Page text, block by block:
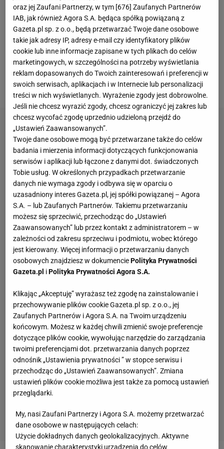
roku zakończył profesjonalną karierę sportową.
Obecnie 40-latek jest szefem Memoriału
Skolimowskiej, czyli wielkiegomitynguz cyklu
Diamentowej Ligi, a podczas sierpniowych
mistrzostw świata w Budapeszcie był ekspertem
stacji TVP Sport.
oraz jej Zaufani Partnerzy, w tym [676] Zaufanych Partnerów
IAB, jak również Agora S.A. będąca spółką powiązaną z
Gazeta.pl sp. z o.o., będą przetwarzać Twoje dane osobowe
takie jak adresy IP, adresy e-mail czy identyfikatory plików
cookie lub inne informacje zapisane w tych plikach do celów
marketingowych, w szczególności na potrzeby wyświetlania
reklam dopasowanych do Twoich zainteresowań i preferencji w
swoich serwisach, aplikacjach i w Internecie lub personalizacji
treści w nich wyświetlanych. Wyrażenie zgody jest dobrowolne.
Jeśli nie chcesz wyrazić zgody, chcesz ograniczyć jej zakres lub
chcesz wycofać zgodę uprzednio udzieloną przejdź do
„Ustawień Zaawansowanych”.
Twoje dane osobowe mogą być przetwarzane także do celów
badania i mierzenia informacji dotyczących funkcjonowania
serwisów i aplikacji lub łączone z danymi dot. świadczonych
Tobie usług. W określonych przypadkach przetwarzanie
danych nie wymaga zgody i odbywa się w oparciu o
uzasadniony interes Gazeta.pl, jej spółki powiązanej – Agora
S.A. – lub Zaufanych Partnerów. Takiemu przetwarzaniu
możesz się sprzeciwić, przechodząc do „Ustawień
Zaawansowanych” lub przez kontakt z administratorem – w
zależności od zakresu sprzeciwu i podmiotu, wobec którego
jest kierowany. Więcej informacji o przetwarzaniu danych
osobowych znajdziesz w dokumenciePolityka Prywatności
Gazeta.pl iPolityka Prywatności Agora S.A.
Klikając „Akceptuję” wyrażasz też zgodę na zainstalowanie i
przechowywanie plików cookie Gazeta.pl sp. z o.o., jej
Zaufanych Partnerów i Agora S.A. na Twoim urządzeniu
końcowym. Możesz w każdej chwili zmienić swoje preferencje
dotyczące plików cookie, wywołując narzędzie do zarządzania
twoimi preferencjami dot. przetwarzania danych poprzez
odnośnik „Ustawienia prywatności ” w stopce serwisu i
przechodząc do „Ustawień Zaawansowanych”. Zmiana
ustawień plików cookie możliwa jest także za pomocą ustawień
przeglądarki.
My, nasi Zaufani Partnerzy i Agora S.A. możemy przetwarzać
dane osobowe w następujących celach:
Użycie dokładnych danych geolokalizacyjnych. Aktywne
skanowanie charakterystyki urządzenia do celów